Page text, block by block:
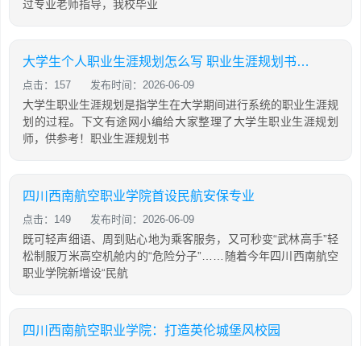
过专业老师指导，我校毕业
大学生个人职业生涯规划怎么写 职业生涯规划书范文3000字
点击：157 发布时间：2026-06-09
大学生职业生涯规划是指学生在大学期间进行系统的职业生涯规
划的过程。下文有途网小编给大家整理了大学生职业生涯规划
师，供参考！职业生涯规划书
四川西南航空职业学院首设民航安保专业
点击：149 发布时间：2026-06-09
既可轻声细语、周到贴心地为乘客服务，又可秒变“武林高手”轻
松制服万米高空机舱内的“危险分子”……随着今年四川西南航空
职业学院新增设“民航
四川西南航空职业学院：打造英伦城堡风校园